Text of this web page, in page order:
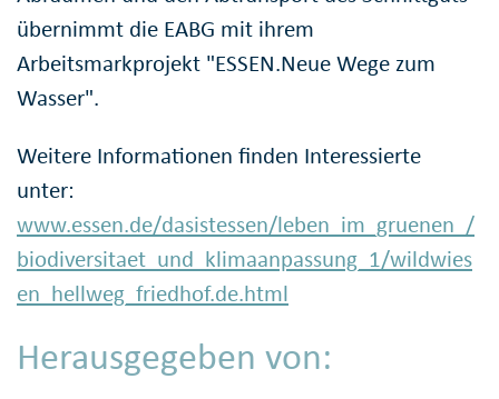
übernimmt die EABG mit ihrem
Arbeitsmarkprojekt "ESSEN.Neue Wege zum
Wasser".
Weitere Informationen finden Interessierte
unter:
www.essen.de/dasistessen/leben_im_gruenen_/
biodiversitaet_und_klimaanpassung_1/wildwies
en_hellweg_friedhof.de.html
Herausgegeben von: